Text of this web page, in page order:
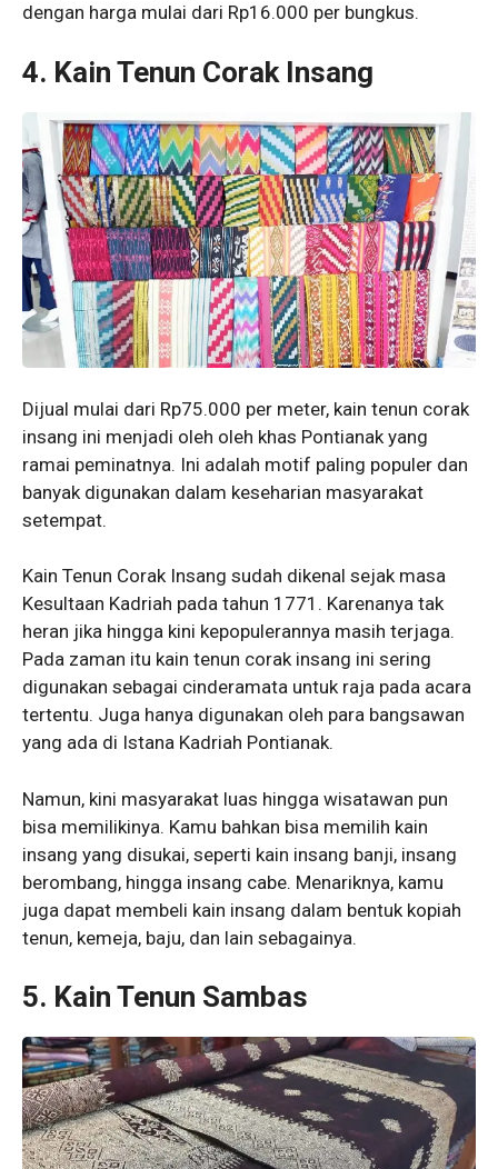
dengan harga mulai dari Rp16.000 per bungkus.
4. Kain Tenun Corak Insang
Dijual mulai dari Rp75.000 per meter, kain tenun corak
insang ini menjadi oleh oleh khas Pontianak yang
ramai peminatnya. Ini adalah motif paling populer dan
banyak digunakan dalam keseharian masyarakat
setempat.
Kain Tenun Corak Insang sudah dikenal sejak masa
Kesultaan Kadriah pada tahun 1771. Karenanya tak
heran jika hingga kini kepopulerannya masih terjaga.
Pada zaman itu kain tenun corak insang ini sering
digunakan sebagai cinderamata untuk raja pada acara
tertentu. Juga hanya digunakan oleh para bangsawan
yang ada di Istana Kadriah Pontianak.
Namun, kini masyarakat luas hingga wisatawan pun
bisa memilikinya. Kamu bahkan bisa memilih kain
insang yang disukai, seperti kain insang banji, insang
berombang, hingga insang cabe. Menariknya, kamu
juga dapat membeli kain insang dalam bentuk kopiah
tenun, kemeja, baju, dan lain sebagainya.
5. Kain Tenun Sambas